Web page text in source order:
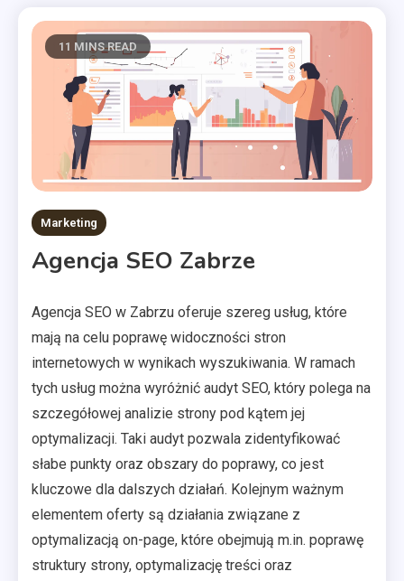
11 MINS READ
Marketing
Agencja SEO Zabrze
Agencja SEO w Zabrzu oferuje szereg usług, które
mają na celu poprawę widoczności stron
internetowych w wynikach wyszukiwania. W ramach
tych usług można wyróżnić audyt SEO, który polega na
szczegółowej analizie strony pod kątem jej
optymalizacji. Taki audyt pozwala zidentyfikować
słabe punkty oraz obszary do poprawy, co jest
kluczowe dla dalszych działań. Kolejnym ważnym
elementem oferty są działania związane z
optymalizacją on-page, które obejmują m.in. poprawę
struktury strony, optymalizację treści oraz